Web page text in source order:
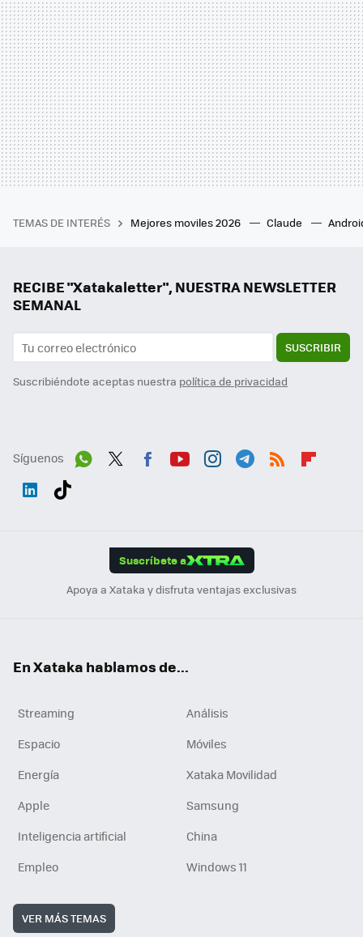
TEMAS DE INTERÉS Mejores moviles 2026 Claude
RECIBE "Xatakaletter", NUESTRA NEWSLETTER
SEMANAL
SUSCRIBIR
Suscribiéndote aceptas nuestra política de privacidad
Síguenos
Suscríbete a
Apoya a Xataka y disfruta ventajas exclusivas
En Xataka hablamos de...
Streaming
Análisis
Espacio
Móviles
Energía
Xataka Movilidad
Apple
Samsung
Inteligencia artificial
China
Empleo
Windows 11
VER MÁS TEMAS